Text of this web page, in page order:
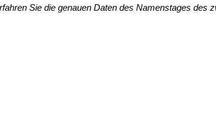
Sie die genauen Daten des Namenstages des